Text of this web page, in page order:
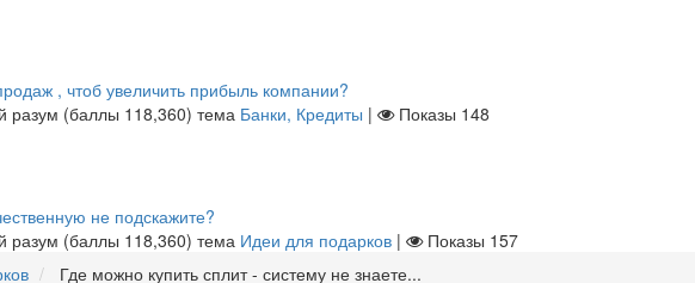
, чтоб увеличить прибыль компании?
разум (баллы 118,360) тема Банки, Кредиты | Показы 148
не подскажите?
разум (баллы 118,360) тема Идеи для подарков | Показы 157
Где можно купить сплит - систему не знаете...